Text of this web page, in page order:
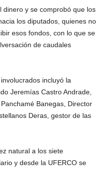
dinero y se comprobó que los
los diputados, quienes no
esos fondos, con lo que se
de caudales
incluyó la
Jeremías Castro Andrade,
Banegas, Director
Deras, gestor de las
natural a los siete
y desde la UFERCO se